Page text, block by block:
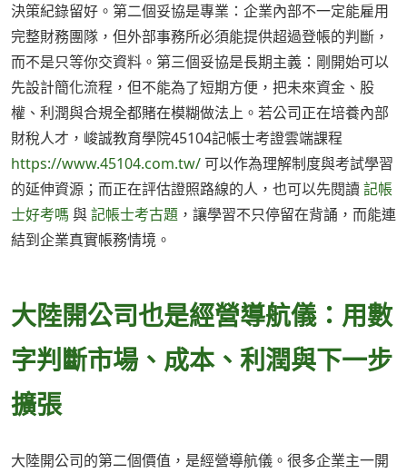
決策紀錄留好。第二個妥協是專業：企業內部不一定能雇用
完整財務團隊，但外部事務所必須能提供超過登帳的判斷，
而不是只等你交資料。第三個妥協是長期主義：剛開始可以
先設計簡化流程，但不能為了短期方便，把未來資金、股
權、利潤與合規全都賭在模糊做法上。若公司正在培養內部
財稅人才，峻誠教育學院45104記帳士考證雲端課程
https://www.45104.com.tw/ 可以作為理解制度與考試學習
的延伸資源；而正在評估證照路線的人，也可以先閱讀 記帳
士好考嗎 與記帳士考古題 ，讓學習不只停留在背誦，而能連
結到企業真實帳務情境。
大陸開公司也是經營導航儀：用數
字判斷市場、成本、利潤與下一步
擴張
大陸開公司的第二個價值，是經營導航儀。很多企業主一開